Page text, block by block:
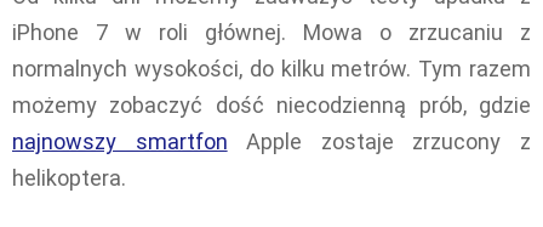
iPhone 7 w roli głównej. Mowa o zrzucaniu z
normalnych wysokości, do kilku metrów. Tym razem
możemy zobaczyć dość niecodzienną prób, gdzie
najnowszy smartfon Apple zostaje zrzucony z
helikoptera.